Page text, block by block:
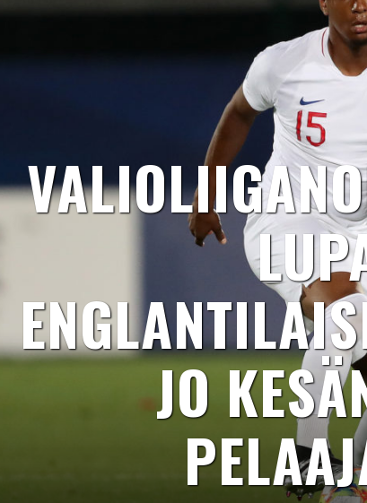
JO